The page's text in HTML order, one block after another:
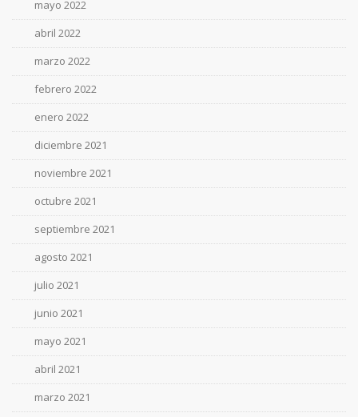
mayo 2022
abril 2022
marzo 2022
febrero 2022
enero 2022
diciembre 2021
noviembre 2021
octubre 2021
septiembre 2021
agosto 2021
julio 2021
junio 2021
mayo 2021
abril 2021
marzo 2021